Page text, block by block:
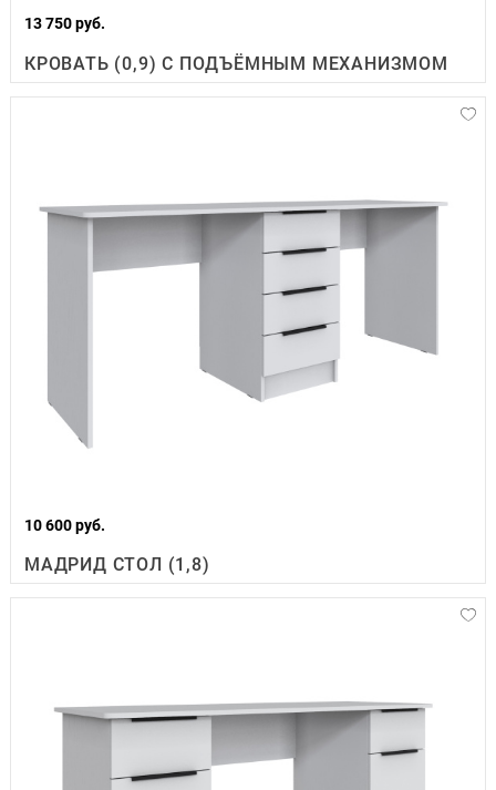
13 750 руб.
КРОВАТЬ (0,9) С ПОДЪЁМНЫМ МЕХАНИЗМОМ
10 600 руб.
МАДРИД СТОЛ (1,8)